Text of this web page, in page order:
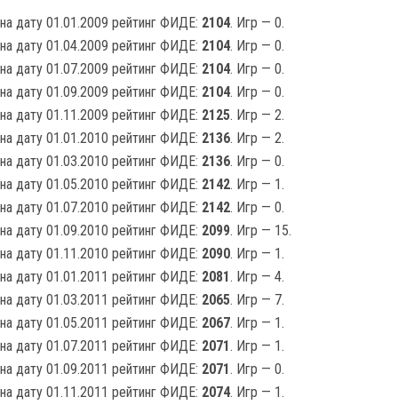
на дату 01.01.2009 рейтинг ФИДЕ: 2104. Игр — 0.
на дату 01.04.2009 рейтинг ФИДЕ: 2104. Игр — 0.
на дату 01.07.2009 рейтинг ФИДЕ: 2104. Игр — 0.
на дату 01.09.2009 рейтинг ФИДЕ: 2104. Игр — 0.
на дату 01.11.2009 рейтинг ФИДЕ: 2125. Игр — 2.
на дату 01.01.2010 рейтинг ФИДЕ: 2136. Игр — 2.
на дату 01.03.2010 рейтинг ФИДЕ: 2136. Игр — 0.
на дату 01.05.2010 рейтинг ФИДЕ: 2142. Игр — 1.
на дату 01.07.2010 рейтинг ФИДЕ: 2142. Игр — 0.
на дату 01.09.2010 рейтинг ФИДЕ: 2099. Игр — 15.
на дату 01.11.2010 рейтинг ФИДЕ: 2090. Игр — 1.
на дату 01.01.2011 рейтинг ФИДЕ: 2081. Игр — 4.
на дату 01.03.2011 рейтинг ФИДЕ: 2065. Игр — 7.
на дату 01.05.2011 рейтинг ФИДЕ: 2067. Игр — 1.
на дату 01.07.2011 рейтинг ФИДЕ: 2071. Игр — 1.
на дату 01.09.2011 рейтинг ФИДЕ: 2071. Игр — 0.
на дату 01.11.2011 рейтинг ФИДЕ: 2074. Игр — 1.